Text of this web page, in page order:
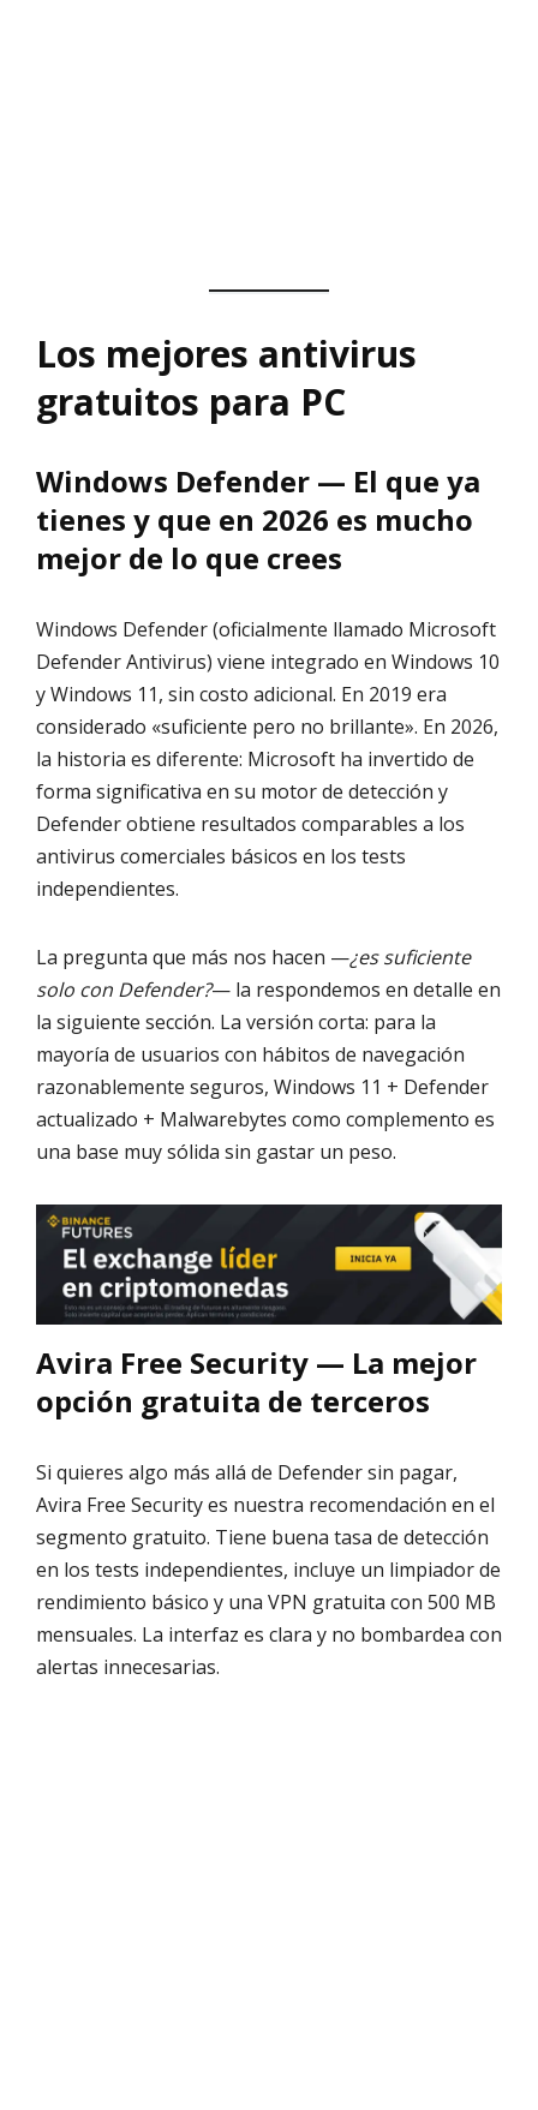
Los mejores antivirus
gratuitos para PC
Windows Defender — El que ya
tienes y que en 2026 es mucho
mejor de lo que crees
Windows Defender (oficialmente llamado Microsoft
Defender Antivirus) viene integrado en Windows 10
y Windows 11, sin costo adicional. En 2019 era
considerado «suficiente pero no brillante». En 2026,
la historia es diferente: Microsoft ha invertido de
forma significativa en su motor de detección y
Defender obtiene resultados comparables a los
antivirus comerciales básicos en los tests
independientes.
La pregunta que más nos hacen —¿es suficiente
solo con Defender?— la respondemos en detalle en
la siguiente sección. La versión corta: para la
mayoría de usuarios con hábitos de navegación
razonablemente seguros, Windows 11 + Defender
actualizado + Malwarebytes como complemento es
una base muy sólida sin gastar un peso.
Avira Free Security — La mejor
opción gratuita de terceros
Si quieres algo más allá de Defender sin pagar,
Avira Free Security es nuestra recomendación en el
segmento gratuito. Tiene buena tasa de detección
en los tests independientes, incluye un limpiador de
rendimiento básico y una VPN gratuita con 500 MB
mensuales. La interfaz es clara y no bombardea con
alertas innecesarias.